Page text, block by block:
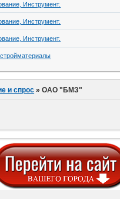
Инструмент.
Инструмент.
Инструмент.
и спрос »ОАО "БМЗ"